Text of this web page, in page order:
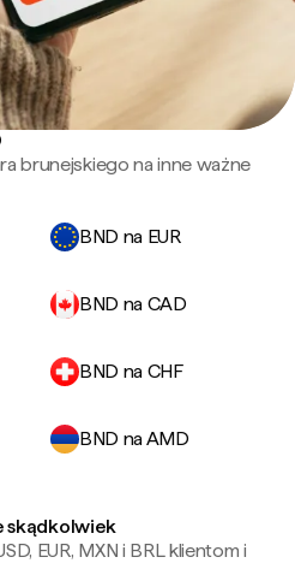
brunejskiego na inne ważne
BND na EUR
BND na CAD
BND na CHF
BND na AMD
skądkolwiek
EUR, MXN i BRL klientom i